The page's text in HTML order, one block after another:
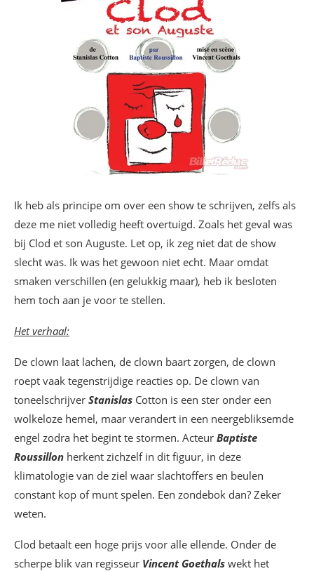
Ik heb als principe om over een show te schrijven, zelfs als
deze me niet volledig heeft overtuigd. Zoals het geval was
bij Clod et son Auguste. Let op, ik zeg niet dat de show
slecht was. Ik was het gewoon niet echt. Maar omdat
smaken verschillen (en gelukkig maar), heb ik besloten
hem toch aan je voor te stellen.
Het verhaal:
De clown laat lachen, de clown baart zorgen, de clown
roept vaak tegenstrijdige reacties op. De clown van
toneelschrijver Stanislas Cotton is een ster onder een
wolkeloze hemel, maar verandert in een neergebliksemde
engel zodra het begint te stormen. Acteur Baptiste
Roussillon herkent zichzelf in dit figuur, in deze
klimatologie van de ziel waar slachtoffers en beulen
constant kop of munt spelen. Een zondebok dan? Zeker
weten.
Clod betaalt een hoge prijs voor alle ellende. Onder de
scherpe blik van regisseur Vincent Goethals wekt het